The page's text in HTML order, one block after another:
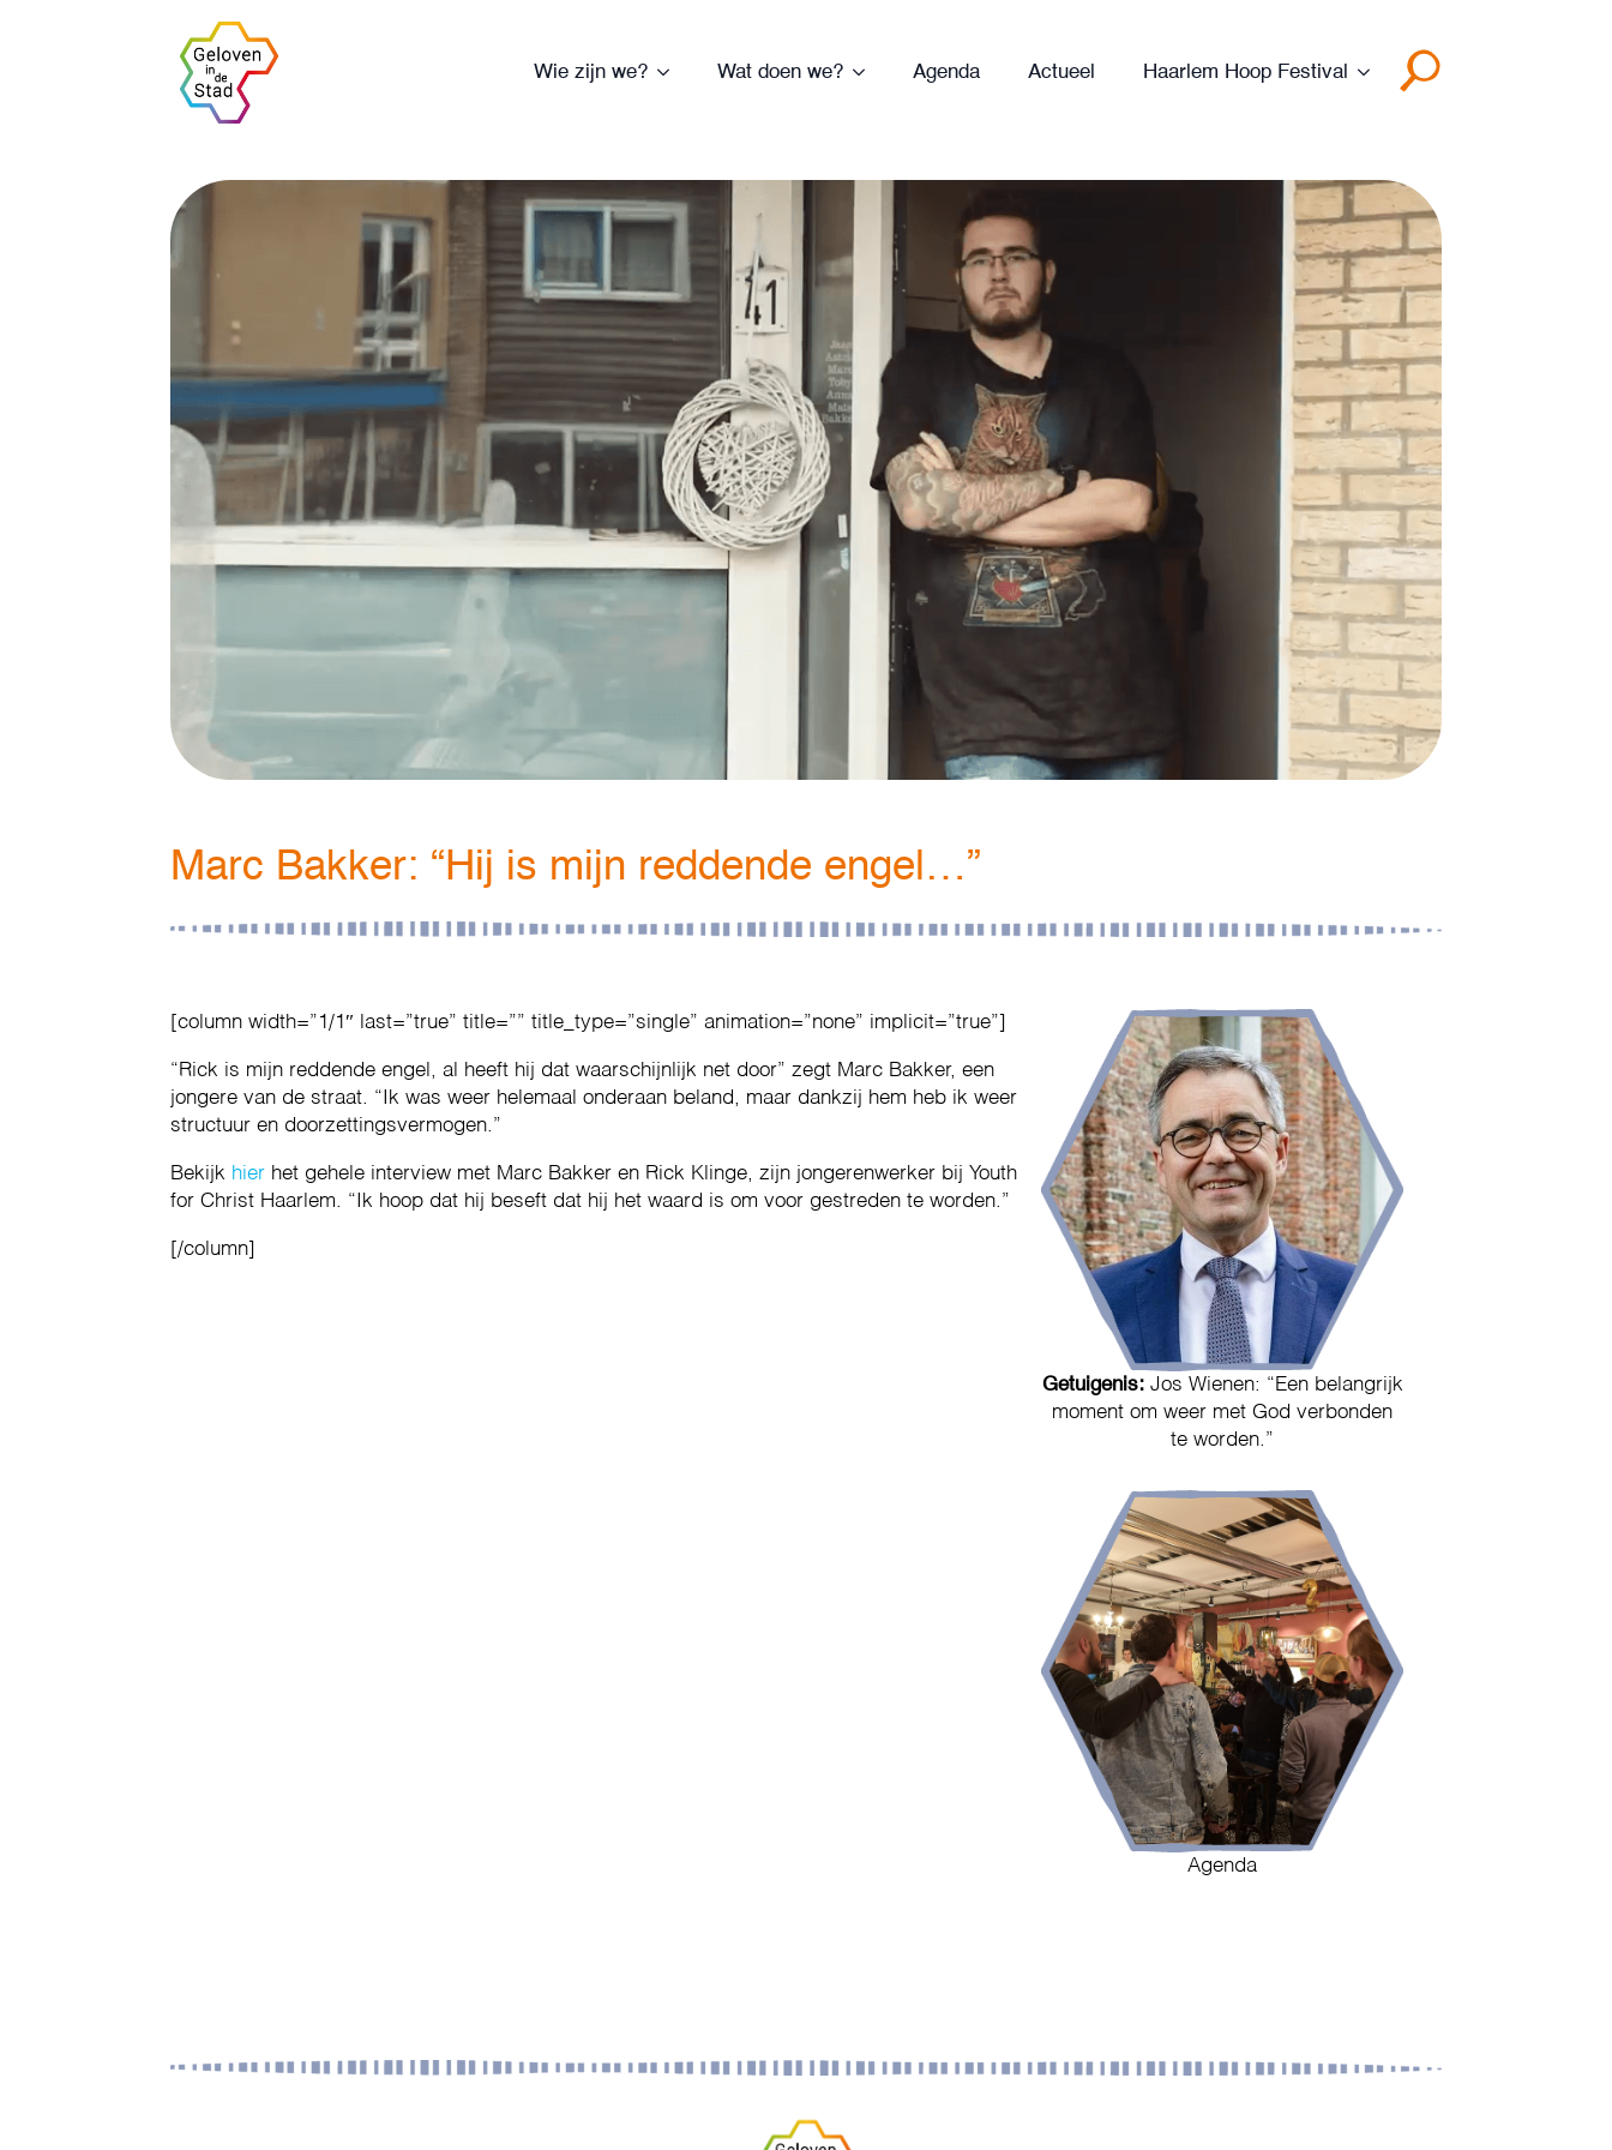
Wie zijn we? Wat doen we? Agenda Actueel Haarlem Hoop Festival
Marc Bakker: “Hij is mijn reddende engel…”
[column width=”1/1″ last=”true” title=”” title_type=”single” animation=”none” implicit=”true”]
“Rick is mijn reddende engel, al heeft hij dat waarschijnlijk net door” zegt Marc Bakker, een
jongere van de straat. “Ik was weer helemaal onderaan beland, maar dankzij hem heb ik weer
structuur en doorzettingsvermogen.”
Bekijk hier het gehele interview met Marc Bakker en Rick Klinge, zijn jongerenwerker bij Youth
for Christ Haarlem. “Ik hoop dat hij beseft dat hij het waard is om voor gestreden te worden.”
[/column]
Getuigenis: Jos Wienen: “Een belangrijk
moment om weer met God verbonden
te worden.”
Agenda